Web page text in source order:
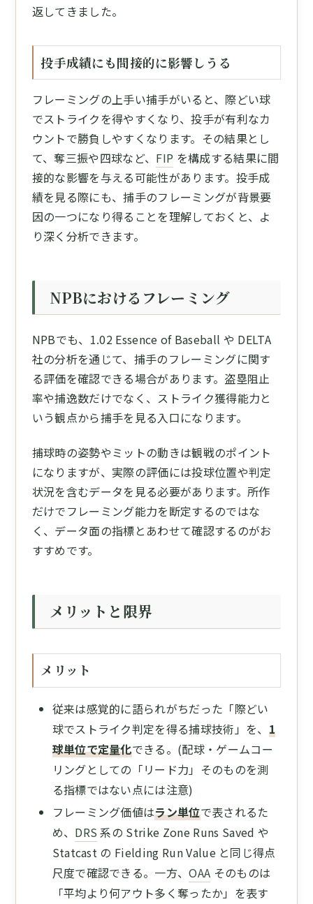
返してきました。
投手成績にも間接的に影響しうる
フレーミングの上手い捕手がいると、際どい球
でストライクを得やすくなり、投手が有利なカ
ウントで勝負しやすくなります。その結果とし
て、奪三振や四球など、 FIP を構成する結果に間
接的な影響を与える可能性があります。投手成
績を見る際にも、捕手のフレーミングが背景要
因の一つになり得ることを理解しておくと、よ
り深く分析できます。
NPBにおけるフレーミング
NPBでも、1.02 Essence of Baseball や DELTA
社の分析を通じて、捕手のフレーミングに関す
る評価を確認できる場合があります。盗塁阻止
率や捕逸数だけでなく、ストライク獲得能力と
いう観点から捕手を見る入口になります。
捕球時の姿勢やミットの動きは観戦のポイント
になりますが、実際の評価には投球位置や判定
状況を含むデータを見る必要があります。所作
だけでフレーミング能力を断定するのではな
く、データ面の指標とあわせて確認するのがお
すすめです。
メリットと限界
メリット
従来は感覚的に語られがちだった「際どい
球でストライク判定を得る捕球技術」を、 1
球単位で定量化できる。(配球・ゲームコー
リングとしての「リード力」そのものを測
る指標ではない点には注意)
フレーミング価値はラン単位で表されるた
め、 DRS 系の Strike Zone Runs Saved や
Statcast の Fielding Run Value と同じ得点
尺度で確認できる。一方、OAA そのものは
「平均より何アウト多く奪ったか」を表す